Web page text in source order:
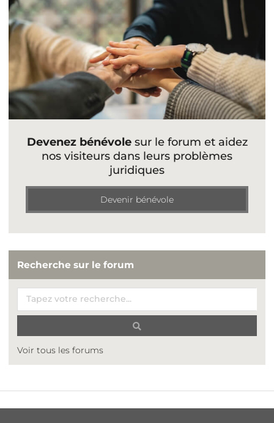
Devenez bénévolesur le forum et aidez
nos visiteurs dans leurs problèmes
juridiques
Devenir bénévole
Recherche sur le forum
Voir tous les forums